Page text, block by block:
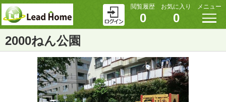
閲覧履歴
0
お気に入り
0
メニュー
2000ねん公園